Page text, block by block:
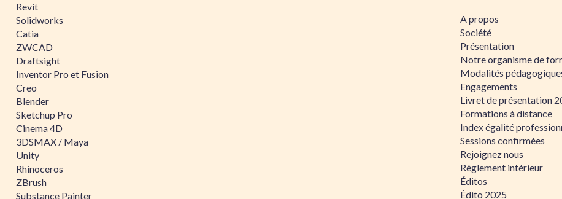
Revit
Solidworks
Catia
ZWCAD
Draftsight
Inventor Pro et Fusion
Creo
Blender
Sketchup Pro
Cinema 4D
3DSMAX / Maya
Unity
Rhinoceros
ZBrush
Substance Painter
A propos
Société
Présentation
Notre organisme de
Modalités
Engagements
Livret de présentation
Formations à distance
Index égalité
Sessions confirmées
Rejoignez nous
Règlement intérieur
Éditos
Édito 2025